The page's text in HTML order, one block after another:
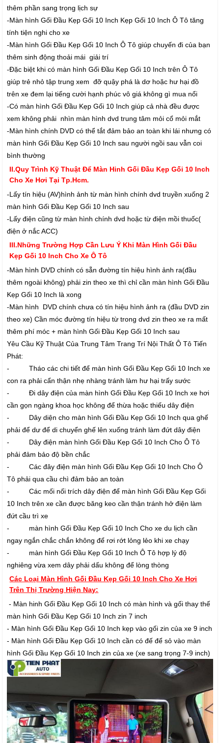
thêm phần sang trọng lịch sự
-Màn hình Gối Đầu Kẹp Gối 10 Inch Kẹp Gối 10 Inch Ô Tô tăng
tính tiện nghi cho xe
-Màn hình Gối Đầu Kẹp Gối 10 Inch Ô Tô giúp chuyến đi của bạn
thêm sinh động thoải mái giải trí
-Đặc biệt khi có màn hình Gối Đầu Kẹp Gối 10 Inch trên Ô Tô
giúp trẻ nhỏ tập trung xem đỡ quậy phá là dơ hoặc hư hại đồ
trên xe đem lại tiếng cười hạnh phúc vô giá không gì mua nổi
-Có màn hình Gối Đầu Kẹp Gối 10 Inch giúp cả nhà đều được
xem không phải nhìn màn hình dvd trung tâm mỏi cổ mỏi mắt
-Màn hình chính DVD có thể tắt đảm bảo an toàn khi lái nhưng có
màn hình Gối Đầu Kẹp Gối 10 Inch sau người ngồi sau vẫn coi
bình thường
II.Quy Trình Kỹ Thuật Để Màn Hinh Gối Đầu Kẹp Gối 10 Inch
Cho Xe Hơi Tại Tp.Hcm.
-Lấy tín hiệu (AV)hình ảnh từ màn hình chính dvd truyền xuống 2
màn hình Gối Đầu Kẹp Gối 10 Inch sau
-Lấy điện cũng từ màn hình chính dvd hoặc từ điện mồi thuốc(
điện ở nắc ACC)
III.Những Trường Hợp Cần Lưu Ý Khi Màn Hình Gối Đầu
Kẹp Gối 10 Inch Cho Xe Ô Tô
-Màn hình DVD chính có sẵn đường tín hiệu hình ảnh ra(đầu
thêm ngoài không) phải zin theo xe thì chỉ cần màn hình Gối Đầu
Kẹp Gối 10 Inch là xong
-Màn hình DVD chính chưa có tín hiệu hình ảnh ra (đầu DVD zin
theo xe) Cần móc đường tín hiệu từ trong dvd zin theo xe ra mất
thêm phí móc + màn hình Gối Đầu Kẹp Gối 10 Inch sau
Yêu Cầu Kỹ Thuật Của Trung Tâm Trang Trí Nội Thất Ô Tô Tiến
Phát:
- Tháo các chi tiết để màn hình Gối Đầu Kẹp Gối 10 Inch xe
con ra phải cẩn thận nhẹ nhàng tránh làm hư hại trấy sước
- Đi dây điện của màn hình Gối Đầu Kẹp Gối 10 Inch xe hơi
cần gọn ngàng khoa học không để thừa hoặc thiếu dây điện
- Dây diện cho màn hình Gối Đầu Kẹp Gối 10 Inch qua ghế
phải để dư để di chuyển ghế lên xuống tránh làm đứt dây điện
- Dây điện màn hình Gối Đầu Kẹp Gối 10 Inch Cho Ô Tô
phải đảm bảo độ bền chắc
- Các đây điện màn hình Gối Đầu Kẹp Gối 10 Inch Cho Ô
Tô phải qua cầu chì đảm bảo an toàn
- Các mối nối trích dây điện để màn hình Gối Đầu Kẹp Gối
10 Inch trên xe cần được băng keo cần thận tránh hở điện làm
đứt cầu trì xe
- màn hình Gối Đầu Kẹp Gối 10 Inch Cho xe du lịch cần
ngay ngắn chắc chắn không để rơi rớt lỏng lẻo khi xe chạy
- màn hình Gối Đầu Kẹp Gối 10 Inch Ô Tô hợp lý độ
nghiêng vừa xem dây phải dấu không để lòng thòng
Các Loại Màn Hình Gối Đầu Kẹp Gối 10 Inch Cho Xe Hơi
Trên Thị Trường Hiện Nay:
- Màn hinh Gối Đầu Kẹp Gối 10 Inch có màn hình và gối thay thế
màn hình Gối Đầu Kẹp Gối 10 Inch zin 7 inch
- Màn hình Gối Đầu Kẹp Gối 10 Inch kẹp vào gối zin của xe 9 inch
- Màn hình Gối Đầu Kẹp Gối 10 Inch cần có đế để sỏ vào màn
hình Gối Đầu Kẹp Gối 10 Inch zin của xe (xe sang trọng 7-9 inch)